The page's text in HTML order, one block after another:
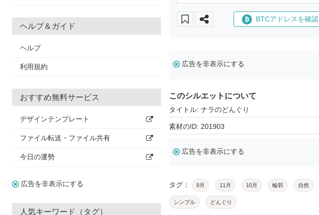
ヘルプ＆ガイド
ヘルプ
利用規約
おすすめ無料サービス
デザインテンプレート
ファイル転送・ファイル共有
今日の運勢
広告を非表示にする
人気キーワード（タグ）
BTCアドレスを確認
広告を非表示にする
このシルエットについて
タイトル: ナラのどんぐり
素材のID: 201903
広告を非表示にする
タグ： 9月 11月 10月 輪郭 自然
シンプル どんぐり